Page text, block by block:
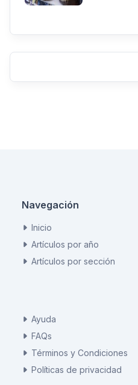
Navegación
Inicio
Artículos por año
Artículos por sección
Ayuda
FAQs
Términos y Condiciones
Políticas de privacidad